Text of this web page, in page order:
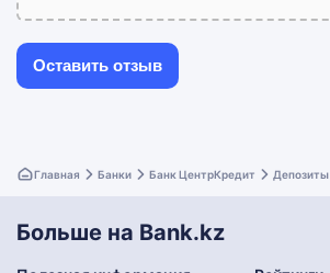
Главная Банки Банк ЦентрКредит Депозиты
Больше на Bank.kz